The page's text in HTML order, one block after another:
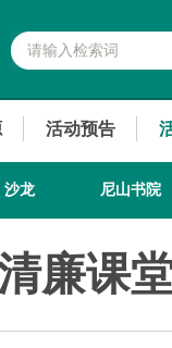
活动预告
沙龙 尼山书院
廉课